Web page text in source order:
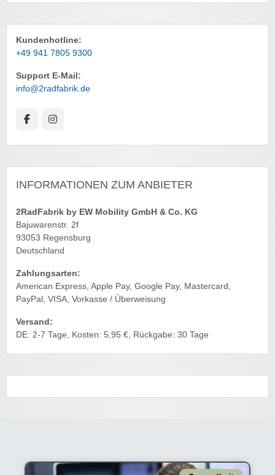
Kundenhotline:
+49 941 7805 9300
Support E-Mail:
info@2radfabrik.de
INFORMATIONEN ZUM ANBIETER
2RadFabrik by EW Mobility GmbH & Co. KG
Bajuwarenstr. 2f
93053 Regensburg
Deutschland
Zahlungsarten:
American Express, Apple Pay, Google Pay, Mastercard,
PayPal, VISA, Vorkasse / Überweisung
Versand:
DE: 2-7 Tage, Kosten: 5,95 €, Rückgabe: 30 Tage